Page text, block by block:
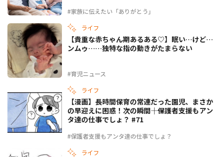
#家族に伝えたい「ありがとう」
ライフ
#育児ニュース
【貴重な赤ちゃん期あるある♡】眠い…けど…
ンムゥ……独特な指の動きがたまらない
ライフ
#保護者支援もアンタ達の仕事でしょ？
【漫画】長時間保育の常連だった園児、まさか
の早迎えに困惑！次の瞬間――｜保護者支援もアン
タ達の仕事でしょ？ #71
ライフ